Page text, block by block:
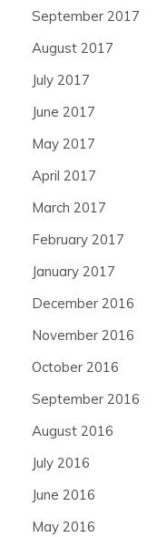
September 2017
August 2017
July 2017
June 2017
May 2017
April 2017
March 2017
February 2017
January 2017
December 2016
November 2016
October 2016
September 2016
August 2016
July 2016
June 2016
May 2016